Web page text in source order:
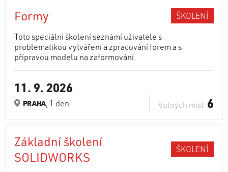
Formy
ŠKOLENÍ
Toto speciální školení seznámí uživatele s
problematikou vytváření a zpracování forem a s
přípravou modelu na zaformování.
11. 9. 2026
PRAHA, 1 den Volných míst: 6
Základní školení
SOLIDWORKS
ŠKOLENÍ